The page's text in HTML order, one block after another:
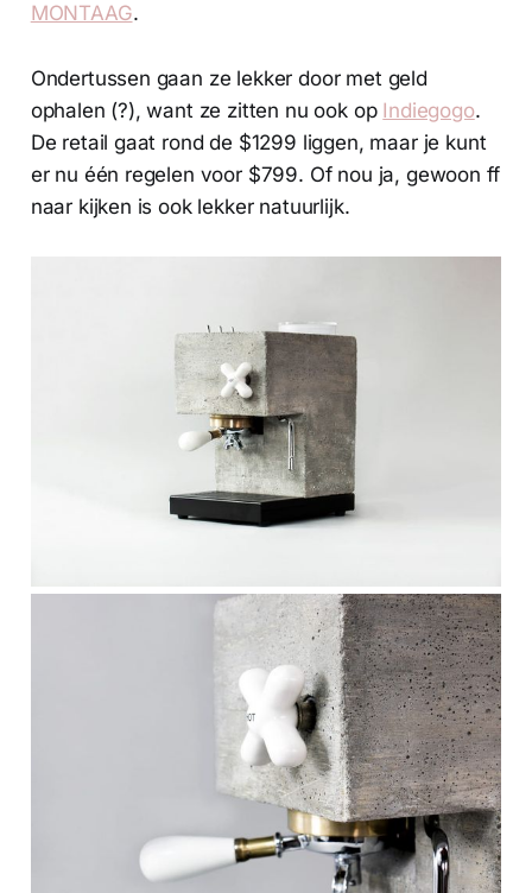
MONTAAG.
Ondertussen gaan ze lekker door met geld
ophalen (?), want ze zitten nu ook op Indiegogo.
De retail gaat rond de $1299 liggen, maar je kunt
er nu één regelen voor $799. Of nou ja, gewoon ff
naar kijken is ook lekker natuurlijk.